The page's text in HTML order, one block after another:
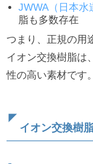
JWWA（日本水
脂も多数存在
つまり、正規の用
イオン交換樹脂は
性の高い素材です。
イオン交換樹